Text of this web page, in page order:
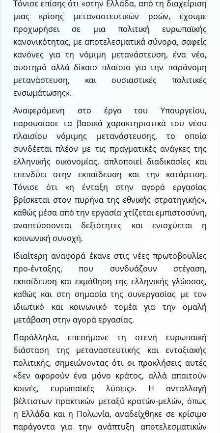
Τόνισε επίσης ότι «στην Ελλάδα, από τη διαχείριση
μιας κρίσης μεταναστευτικών ροών, έχουμε
προχωρήσει σε μια πολιτική ευρωπαϊκής
κανονικότητας, με αποτελεσματικά σύνορα, σαφείς
κανόνες για τη νόμιμη μετανάστευση, ένα νέο,
αυστηρό αλλά δίκαιο πλαίσιο για την παράνομη
μετανάστευση, και ουσιαστικές πολιτικές
ενσωμάτωσης».
Αναφερόμενη στο έργο του Υπουργείου,
παρουσίασε τα βασικά χαρακτηριστικά του νέου
πλαισίου νόμιμης μετανάστευσης, το οποίο
συνδέεται πλέον με τις πραγματικές ανάγκες της
ελληνικής οικονομίας, απλοποιεί διαδικασίες και
επενδύει στην εκπαίδευση και την κατάρτιση.
Τόνισε ότι «η ένταξη στην αγορά εργασίας
βρίσκεται στον πυρήνα της εθνικής στρατηγικής»,
καθώς μέσα από την εργασία χτίζεται εμπιστοσύνη,
αναπτύσσονται δεξιότητες και ενισχύεται η
κοινωνική συνοχή.
Ιδιαίτερη αναφορά έκανε στις νέες πρωτοβουλίες
προ-ένταξης, που συνδυάζουν στέγαση,
εκπαίδευση και εκμάθηση της ελληνικής γλώσσας,
καθώς και στη σημασία της συνεργασίας με τον
ιδιωτικό και κοινωνικό τομέα για την ομαλή
μετάβαση στην αγορά εργασίας.
Παράλληλα, επεσήμανε τη στενή ευρωπαϊκή
διάσταση της μεταναστευτικής και ενταξιακής
πολιτικής, σημειώνοντας ότι οι προκλήσεις αυτές
«δεν αφορούν ένα μόνο κράτος, αλλά απαιτούν
κοινές, ευρωπαϊκές λύσεις». Η ανταλλαγή
βέλτιστων πρακτικών μεταξύ κρατών-μελών, όπως
η Ελλάδα και η Πολωνία, αναδείχθηκε σε κρίσιμο
παράγοντα για την ανάπτυξη αποτελεσματικών